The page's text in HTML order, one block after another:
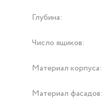
Глубина:
Число ящиков:
Материал корпуса:
Материал фасадов: